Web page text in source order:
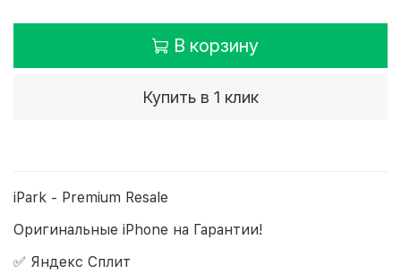
В корзину
Купить в 1 клик
iPark - Premium Resale
Оригинальные iPhone на Гарантии!
✅ Яндекс Сплит